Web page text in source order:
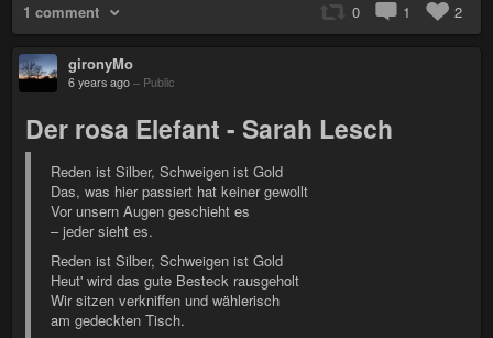
1 comment 0 1 2
gironyMo
6 years ago – Public
Der rosa Elefant - Sarah Lesch
Reden ist Silber, Schweigen ist Gold
Das, was hier passiert hat keiner gewollt
Vor unsern Augen geschieht es
– jeder sieht es.
Reden ist Silber, Schweigen ist Gold
Heut' wird das gute Besteck rausgeholt
Wir sitzen verkniffen und wählerisch
am gedeckten Tisch.